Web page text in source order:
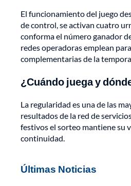
El funcionamiento del juego
de control, se activan cuatro
conforma el número ganador
redes operadoras emplean
complementarias de la
¿Cuándo juega y
La regularidad es una de las
resultados de la red de
festivos el sorteo mantiene su
continuidad.
Últimas Noticias